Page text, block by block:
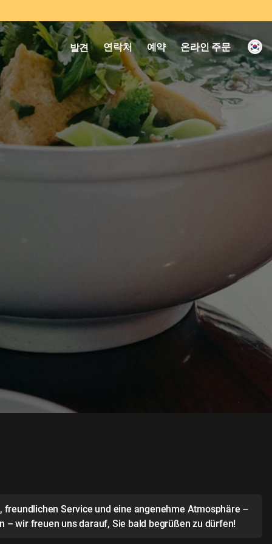
발견 연락처 예약 온라인 주문
Service und eine angenehme Atmosphäre –
– wir freuen uns darauf, Sie bald begrüßen zu dürfen!